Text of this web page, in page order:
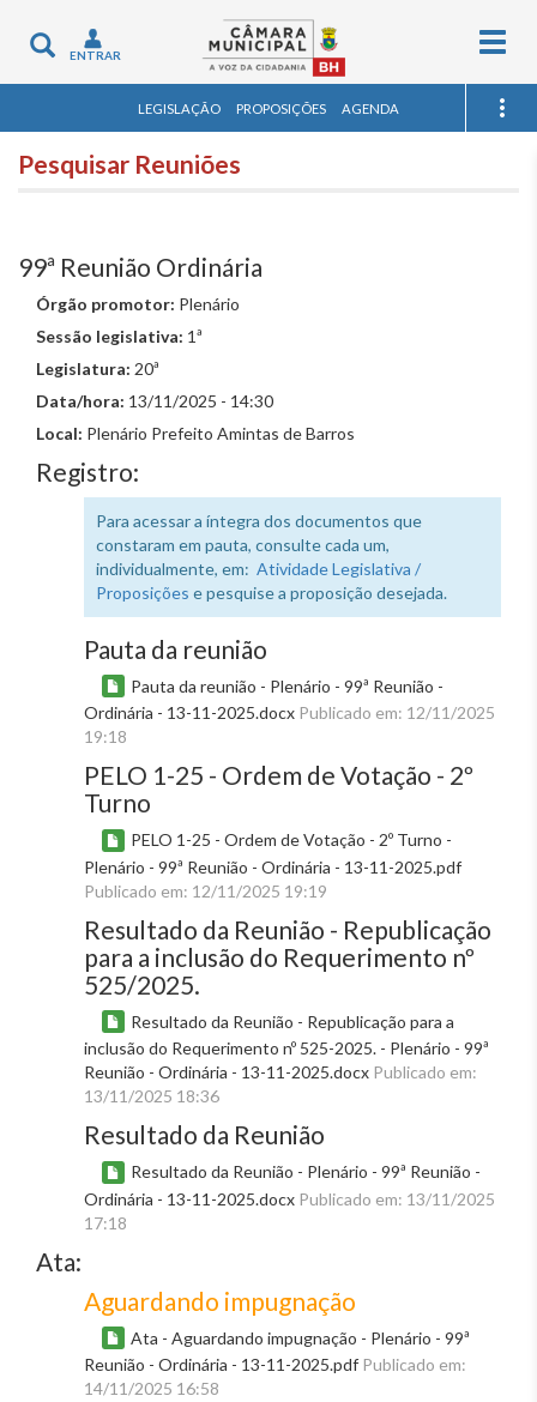
Toggle
navigation
ENTRAR
LEGISLAÇÃO PROPOSIÇÕES AGENDA
Pesquisar Reuniões
99ª Reunião Ordinária
Órgão promotor: Plenário
Sessão legislativa: 1ª
Legislatura: 20ª
Data/hora: 13/11/2025 - 14:30
Local: Plenário Prefeito Amintas de Barros
Registro:
Para acessar a íntegra dos documentos que
constaram em pauta, consulte cada um,
individualmente, em: Atividade Legislativa /
Proposições e pesquise a proposição desejada.
Pauta da reunião
Pauta da reunião - Plenário - 99ª Reunião -
Ordinária - 13-11-2025.docx Publicado em: 12/11/2025
19:18
PELO 1-25 - Ordem de Votação - 2º
Turno
PELO 1-25 - Ordem de Votação - 2º Turno -
Plenário - 99ª Reunião - Ordinária - 13-11-2025.pdf
Publicado em: 12/11/2025 19:19
Resultado da Reunião - Republicação
para a inclusão do Requerimento nº
525/2025.
Resultado da Reunião - Republicação para a
inclusão do Requerimento nº 525-2025. - Plenário - 99ª
Reunião - Ordinária - 13-11-2025.docx Publicado em:
13/11/2025 18:36
Resultado da Reunião
Resultado da Reunião - Plenário - 99ª Reunião -
Ordinária - 13-11-2025.docx Publicado em: 13/11/2025
17:18
Ata:
Aguardando impugnação
Ata - Aguardando impugnação - Plenário - 99ª
Reunião - Ordinária - 13-11-2025.pdf Publicado em:
14/11/2025 16:58